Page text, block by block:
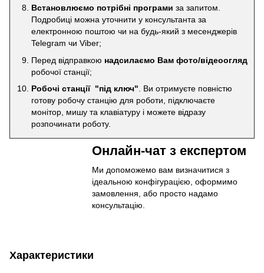
Встановлюємо потрібні програми за запитом.
Подробиці можна уточнити у консультанта за
електронною поштою чи на будь-який з месенджерів
Telegram чи Viber;
Перед відправкою надсилаємо Вам фото/відеоогляд
робочої станції;
Робочі станції "під ключ". Ви отримуєте повністю
готову робочу станцію для роботи, підключаєте
монітор, мишу та клавіатуру і можете відразу
розпочинати роботу.
Онлайн-чат з експертом
Ми допоможемо вам визначитися з
ідеальною конфігурацією, оформимо
замовлення, або просто надамо
консультацію.
Характеристики